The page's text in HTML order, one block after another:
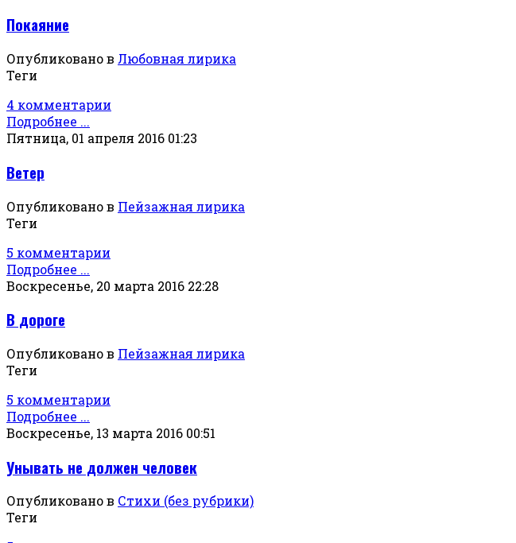
Покаяние
Опубликовано в Любовная лирика
Теги
4 комментарии
Подробнее ...
Пятница, 01 апреля 2016 01:23
Ветер
Опубликовано в Пейзажная лирика
Теги
5 комментарии
Подробнее ...
Воскресенье, 20 марта 2016 22:28
В дороге
Опубликовано в Пейзажная лирика
Теги
5 комментарии
Подробнее ...
Воскресенье, 13 марта 2016 00:51
Унывать не должен человек
Опубликовано в Стихи (без рубрики)
Теги